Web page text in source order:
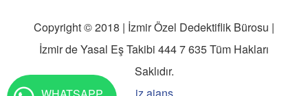
Özel Dedektif Ekşi
Dedektif Olmak İstiyorum
Olumlu Dedektiflik Yorumları
İzmir Dedektiflik Yorumları
Copyright © 2018 | İzmir Özel Dedektiflik Bürosu |
İzmir de Yasal Eş Takibi 444 7 635 Tüm Hakları
Saklıdır.
iz ajans